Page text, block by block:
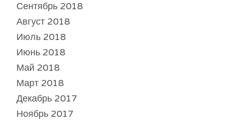
Сентябрь 2018
Август 2018
Июль 2018
Июнь 2018
Май 2018
Март 2018
Декабрь 2017
Ноябрь 2017